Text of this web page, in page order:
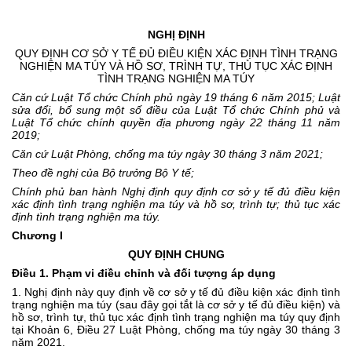
NGHỊ ĐỊNH
QUY ĐỊNH CƠ SỞ Y TẾ ĐỦ ĐIỀU KIỆN XÁC ĐỊNH TÌNH TRẠNG
NGHIỆN MA TÚY VÀ HỒ SƠ, TRÌNH TỰ, THỦ TỤC XÁC ĐỊNH
TÌNH TRẠNG NGHIỆN MA TÚY
Căn cứ Luật Tổ chức Chính phủ ngày 19 tháng 6 năm 2015; Luật
sửa đổi, bổ sung một số điều của Luật Tổ chức Chính phủ và
Luật Tổ chức chính quyền địa phương ngày 22 tháng 11 năm
2019;
Căn cứ Luật Phòng, chống ma túy ngày 30 tháng 3 năm 2021;
Theo đề nghị của Bộ trưởng Bộ Y tế;
Chính phủ ban hành Nghị định quy định cơ sở y tế đủ điều kiện
xác định tình trạng nghiện ma túy và hồ sơ, trình tự; thủ tục xác
định tình trạng nghiện ma túy.
Chương I
QUY ĐỊNH CHUNG
Điều 1. Phạm vi điều chỉnh và đối tượng áp dụng
1. Nghị định này quy định về cơ sở y tế đủ điều kiện xác định tình
trạng nghiện ma túy (sau đây gọi tắt là cơ sở y tế đủ điều kiện) và
hồ sơ, trình tự, thủ tục xác định tình trạng nghiện ma túy quy định
tại Khoản 6, Điều 27 Luật Phòng, chống ma túyngày 30 tháng 3
năm 2021.